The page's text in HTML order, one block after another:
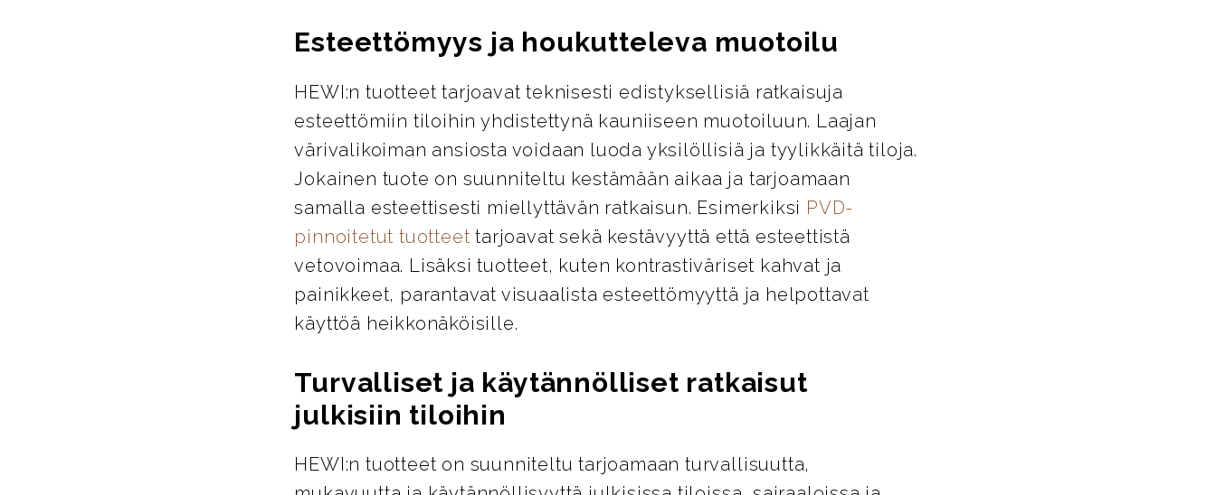
Esteettömyys ja houkutteleva muotoilu
HEWI:n tuotteet tarjoavat teknisesti edistyksellisiä ratkaisuja
esteettömiin tiloihin yhdistettynä kauniiseen muotoiluun. Laajan
värivalikoiman ansiosta voidaan luoda yksilöllisiä ja tyylikkäitä tiloja.
Jokainen tuote on suunniteltu kestämään aikaa ja tarjoamaan
samalla esteettisesti miellyttävän ratkaisun. Esimerkiksi PVD-
pinnoitetut tuotteet tarjoavat sekä kestävyyttä että esteettistä
vetovoimaa. Lisäksi tuotteet, kuten kontrastiväriset kahvat ja
painikkeet, parantavat visuaalista esteettömyyttä ja helpottavat
käyttöä heikkonäköisille.
Turvalliset ja käytännölliset ratkaisut
julkisiin tiloihin
HEWI:n tuotteet on suunniteltu tarjoamaan turvallisuutta,